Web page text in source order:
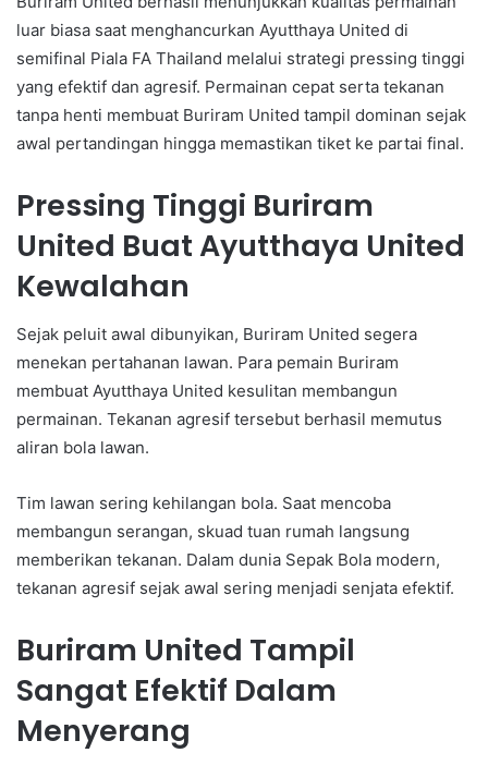
luar biasa saat menghancurkan Ayutthaya United di
semifinal Piala FA Thailand melalui strategi pressing tinggi
yang efektif dan agresif. Permainan cepat serta tekanan
tanpa henti membuat Buriram United tampil dominan sejak
awal pertandingan hingga memastikan tiket ke partai final.
Pressing Tinggi Buriram
United Buat Ayutthaya United
Kewalahan
Sejak peluit awal dibunyikan, Buriram United segera
menekan pertahanan lawan. Para pemain Buriram
membuat Ayutthaya United kesulitan membangun
permainan. Tekanan agresif tersebut berhasil memutus
aliran bola lawan.
Tim lawan sering kehilangan bola. Saat mencoba
membangun serangan, skuad tuan rumah langsung
memberikan tekanan. Dalam dunia Sepak Bola modern,
tekanan agresif sejak awal sering menjadi senjata efektif.
Buriram United Tampil
Sangat Efektif Dalam
Menyerang